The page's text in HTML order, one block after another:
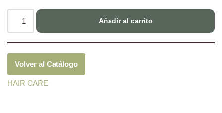
Añadir al carrito
Volver al Catálogo
HAIR CARE